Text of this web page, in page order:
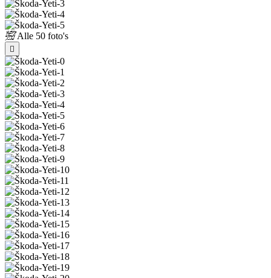
Alle 50 foto's